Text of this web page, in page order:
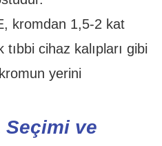
kromdan 1,5-2 kat
tıbbi cihaz kalıpları gibi
yerini
Seçimi ve